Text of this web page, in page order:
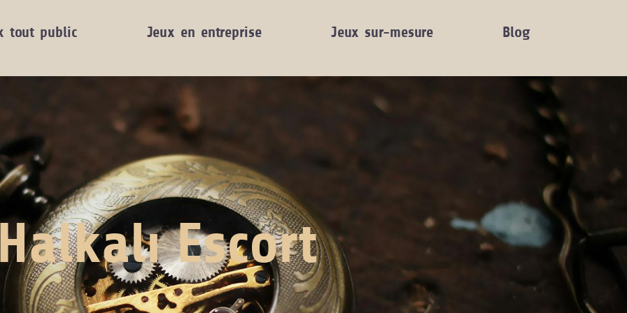
tout public Jeux en entreprise Jeux sur-mesure Blog
Escort